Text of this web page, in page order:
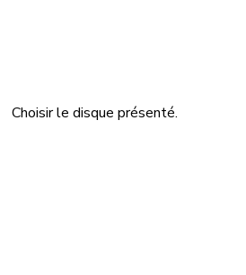
Choisir le disque présenté.